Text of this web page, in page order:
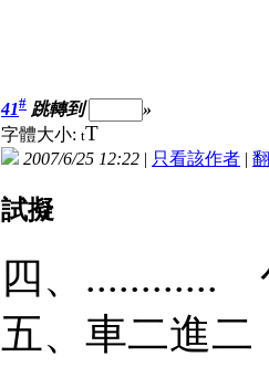
41# 跳轉到
»
字體大小: tT
2007/6/25 12:22 | 只看該作者 |
試擬
四、............
五、車二進